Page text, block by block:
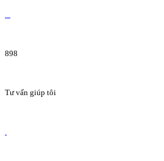
898
Tư vấn giúp tôi